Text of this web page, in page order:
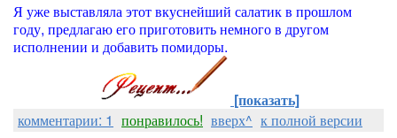
Я уже выставляла этот вкуснейший салатик в прошлом
году, предлагаю его приготовить немного в другом
исполнении и добавить помидоры.
[показать]
комментарии: 1 понравилось! вверх^ к полной версии